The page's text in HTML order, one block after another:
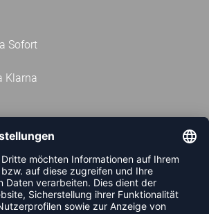
Sofort
Klarna
KOSTENLOSEN
NEWSLETTER UND VERPASSE KEINE
MEHR.
JETZT ANMELDEN